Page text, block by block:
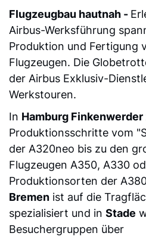
Flugzeugbau hautnah -
Airbus-Werksführung
Produktion und Fertigung
Flugzeugen. Die
der Airbus Exklusiv-
Werkstouren.
In Hamburg Finkenwerder
Produktionsschritte vom
der A320neo bis zu den
Flugzeugen A350, A330
Produktionsorten der
Bremen ist auf die
spezialisiert und in Stade
Besuchergruppen über